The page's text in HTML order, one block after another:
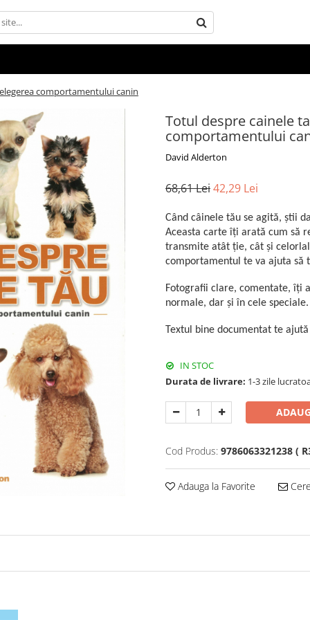
comportamentului canin
Totul despre cainele
comportamentului
David Alderton
68,61 Lei42,29 Lei
Când câinele tău se agită, știi
Aceasta carte îți arată cum să
transmite atât ție, cât și
comportamentul te va ajuta să
Fotografii clare, comentate, îți
normale, dar și în cele speciale.
Textul bine documentat te
IN STOC
Durata de livrare: 1-3 zile
Cod Produs: 9786063321238 (
Adauga la Favorite